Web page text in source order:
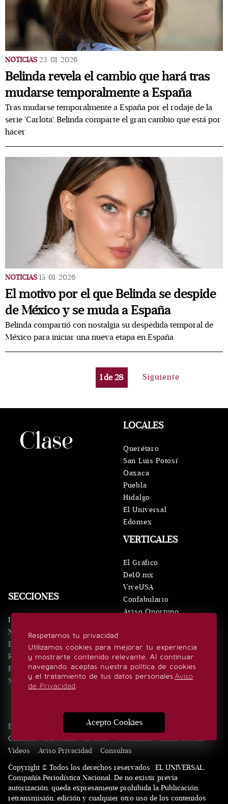
NOTICIAS 23/01/2026
Belinda revela el cambio que hará tras
mudarse temporalmente a España
Tras mudarse temporalmente a España por el rodaje de la
serie 'Carlota', Belinda comparte el gran cambio que está por
hacer
NOTICIAS 15/01/2026
El motivo por el que Belinda se despide
de México y se muda a España
Belinda compartió con nostalgia su despedida temporal de
México para iniciar una nueva etapa en España
1de28 Siguiente
Respetamos tu privacidad
Utilizamos cookies para mejorar tu experiencia
y mostrarte contenido relevante. Al continuar
navegando, aceptas nuestra política de cookies
y el tratamiento de tus datos personales.Aviso
de Privacidad.
Acepto Cookies
SECCIONES
Inicio
Noticias
Eventos
Realeza
Estilo de vida
Minuto x Minuto
VERTICALES
El Gráfico
De10.mx
ViveUSA
Confabulario
Aviso Oportuno
LOCALES
Querétaro
San Luis Potosí
Oaxaca
Puebla
Hidalgo
El Universal
Edomex
SÍGUENOS
Edición Impresa Noticias Quiénes somos
Contacto
Directorio Eventos Publicidad
Estilo de vida
Videos
Aviso Privacidad
Consultas
Copyright © Todos los derechos reservados | EL UNIVERSAL,
Compañía Periodística Nacional. De no existir previa
autorización, queda expresamente prohibida la Publicación,
retransmisión, edición y cualquier otro uso de los contenidos